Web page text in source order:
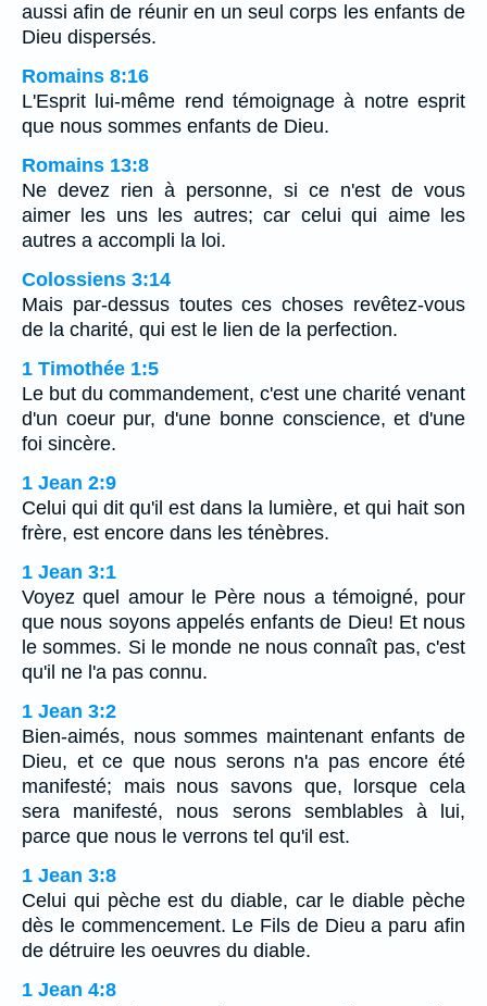
aussi afin de réunir en un seul corps les enfants de
Dieu dispersés.
Romains 8:16
L'Esprit lui-même rend témoignage à notre esprit
que nous sommes enfants de Dieu.
Romains 13:8
Ne devez rien à personne, si ce n'est de vous
aimer les uns les autres; car celui qui aime les
autres a accompli la loi.
Colossiens 3:14
Mais par-dessus toutes ces choses revêtez-vous
de la charité, qui est le lien de la perfection.
1 Timothée 1:5
Le but du commandement, c'est une charité venant
d'un coeur pur, d'une bonne conscience, et d'une
foi sincère.
1 Jean 2:9
Celui qui dit qu'il est dans la lumière, et qui hait son
frère, est encore dans les ténèbres.
1 Jean 3:1
Voyez quel amour le Père nous a témoigné, pour
que nous soyons appelés enfants de Dieu! Et nous
le sommes. Si le monde ne nous connaît pas, c'est
qu'il ne l'a pas connu.
1 Jean 3:2
Bien-aimés, nous sommes maintenant enfants de
Dieu, et ce que nous serons n'a pas encore été
manifesté; mais nous savons que, lorsque cela
sera manifesté, nous serons semblables à lui,
parce que nous le verrons tel qu'il est.
1 Jean 3:8
Celui qui pèche est du diable, car le diable pèche
dès le commencement. Le Fils de Dieu a paru afin
de détruire les oeuvres du diable.
1 Jean 4:8